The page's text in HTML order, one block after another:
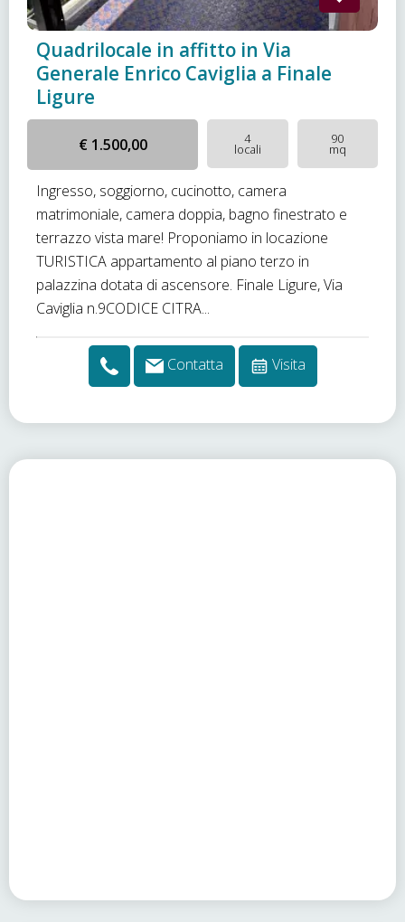
Quadrilocale in affitto in Via
Generale Enrico Caviglia a Finale
Ligure
€ 1.500,00 4
locali
90
mq
Ingresso, soggiorno, cucinotto, camera
matrimoniale, camera doppia, bagno finestrato e
terrazzo vista mare! Proponiamo in locazione
TURISTICA appartamento al piano terzo in
palazzina dotata di ascensore. Finale Ligure, Via
Caviglia n.9CODICE CITRA...
Contatta Visita